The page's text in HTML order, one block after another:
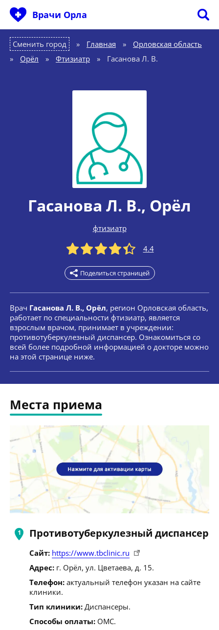
Врачи Орла
Сменить город Главная »
Орловская область
»
Орёл » Фтизиатр » Гасанова Л. В.
Гасанова Л. В., Орёл
фтизиатр
4.4
Поделиться страницей
Врач Гасанова Л. В., Орёл, регион Орловская область,
работает по специальности фтизиатр, является
взрослым врачом, принимает в учреждении:
противотуберкулезный диспансер. Ознакомиться со
всей более подробной информацией о докторе можно
на этой странице ниже.
Места приема
Противотуберкулезный диспансер
Сайт: https://www.tbclinic.ru
Адрес: г. Орёл, ул. Цветаева, д. 15.
Телефон: актуальный телефон указан на сайте
клиники.
Тип клиники: Диспансеры.
Способы оплаты: ОМС.